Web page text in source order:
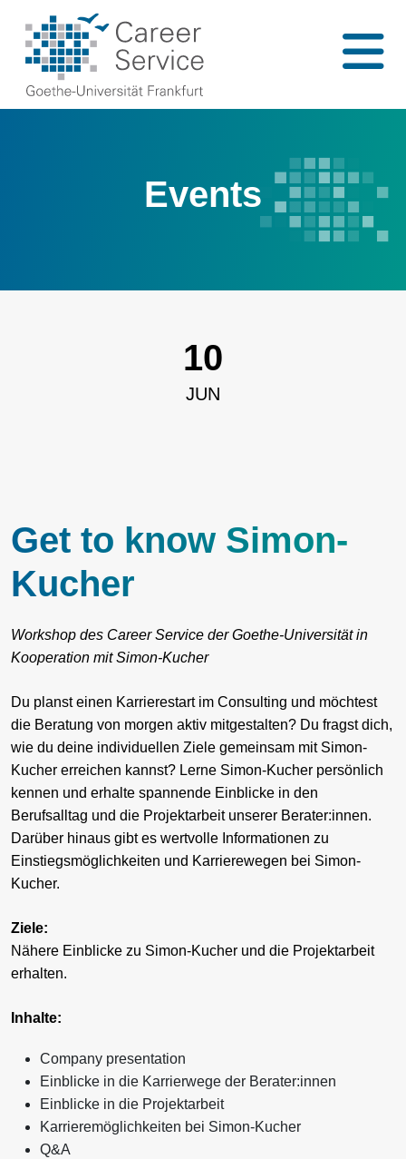
Events
10
JUN
Get to know Simon-
Kucher
Workshop des Career Service der Goethe-Universität in
Kooperation mit Simon-Kucher
Du planst einen Karrierestart im Consulting und möchtest
die Beratung von morgen aktiv mitgestalten? Du fragst dich,
wie du deine individuellen Ziele gemeinsam mit Simon-
Kucher erreichen kannst? Lerne Simon-Kucher persönlich
kennen und erhalte spannende Einblicke in den
Berufsalltag und die Projektarbeit unserer Berater:innen.
Darüber hinaus gibt es wertvolle Informationen zu
Einstiegsmöglichkeiten und Karrierewegen bei Simon-
Kucher.
Ziele:
Nähere Einblicke zu Simon-Kucher und die Projektarbeit
erhalten.
Inhalte:
Company presentation
Einblicke in die Karrierwege der Berater:innen
Einblicke in die Projektarbeit
Karrieremöglichkeiten bei Simon-Kucher
Q&A